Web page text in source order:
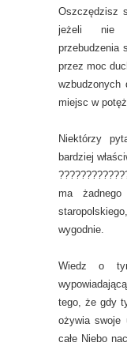
Oszczędzisz
jeżeli nie
przebudzenia
przez moc
wzbudzonych
miejsc w
Niektórzy
bardziej
ma
wygodnie.
Wiedz o
tego, że gdy
ożywia
całe Niebo